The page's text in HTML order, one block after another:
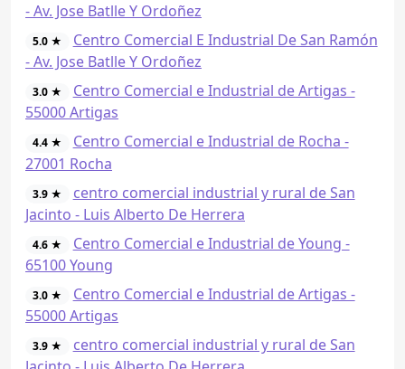
- Av. Jose Batlle Y Ordoñez
5.0 ★
Centro Comercial E Industrial De San Ramón
- Av. Jose Batlle Y Ordoñez
3.0 ★
Centro Comercial e Industrial de Artigas -
55000 Artigas
4.4 ★
Centro Comercial e Industrial de Rocha -
27001 Rocha
3.9 ★
centro comercial industrial y rural de San
Jacinto - Luis Alberto De Herrera
4.6 ★
Centro Comercial e Industrial de Young -
65100 Young
3.0 ★
Centro Comercial e Industrial de Artigas -
55000 Artigas
3.9 ★
centro comercial industrial y rural de San